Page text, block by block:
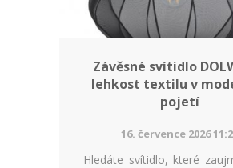
Závěsné svítidlo
lehkost textilu v
pojetí
16. července 2026
Hledáte svítidlo, které